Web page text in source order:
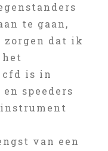
te gaan,
zorgen dat ik
cfd is in
speeders
van een